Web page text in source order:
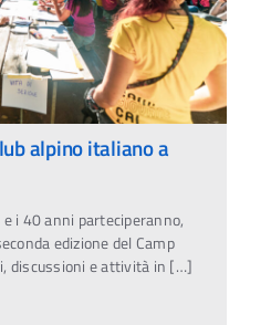
alpino italiano a
i 40 anni parteciperanno,
edizione del Camp
discussioni e attività in […]